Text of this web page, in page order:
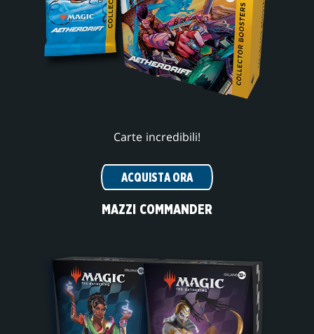
Carte incredibili!
ACQUISTA ORA
MAZZI COMMANDER